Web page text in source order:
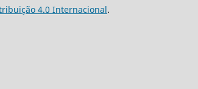
4.0 Internacional.